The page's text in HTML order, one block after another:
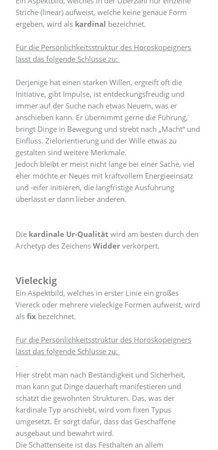
Striche (linear) aufweist, welche keine genaue Form
ergeben, wird als kardinal bezeichnet.
Für die Persönlichkeitsstruktur des Horoskopeigners
lässt das folgende Schlüsse zu:
Derjenige hat einen starken Willen, ergreift oft die
Initiative, gibt Impulse, ist entdeckungsfreudig und
immer auf der Suche nach etwas Neuem, was er
anschieben kann. Er übernimmt gerne die Führung,
bringt Dinge in Bewegung und strebt nach „Macht“ und
Einfluss. Zielorientierung und der Wille etwas zu
gestalten sind weitere Merkmale.
Jedoch bleibt er meist nicht lange bei einer Sache, viel
eher möchte er Neues mit kraftvollem Energieeinsatz
und -eifer initiieren, die langfristige Ausführung
überlässt er dann lieber anderen.
Die kardinale Ur-Qualität wird am besten durch den
Archetyp des ZeichensWidderverkörpert.
Vieleckig
Ein Aspektbild, welches in erster Linie ein großes
Viereck oder mehrere vieleckige Formen aufweist, wird
alsfix bezeichnet.
Für die Persönlichkeitsstruktur des Horoskopeigners
lässt das folgende Schlüsse zu:
Hier strebt man nach Beständigkeit und Sicherheit,
man kann gut Dinge dauerhaft manifestieren und
schätzt die gewohnten Strukturen. Das, was der
kardinale Typ anschiebt, wird vom fixen Typus
umgesetzt. Er sorgt dafür, dass das Geschaffene
ausgebaut und bewahrt wird.
Die Schattenseite ist das Festhalten an allem